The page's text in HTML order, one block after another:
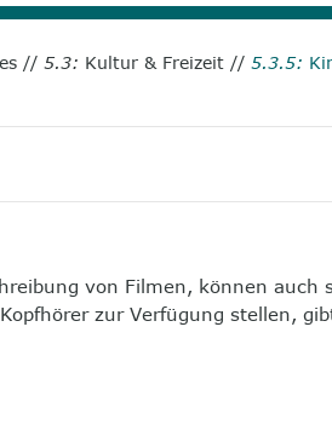
//5.3: Kultur & Freizeit //5.3.5:
von Filmen, können auch
zur Verfügung stellen,